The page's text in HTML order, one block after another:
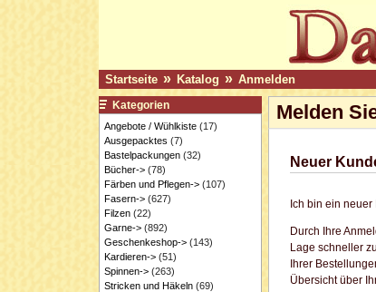
Startseite » Katalog » Anmelden
Melden
Neuer
Ich bin ein neuer
Durch Ihre
Lage schneller
Ihrer
Übersicht über
Kategorien
Angebote / Wühlkiste(17)
Ausgepacktes (7)
Bastelpackungen(32)
Bücher->(78)
Färben und Pflegen->(107)
Fasern->(627)
Filzen(22)
Garne->(892)
Geschenkeshop->(143)
Kardieren->(51)
Spinnen->(263)
Stricken und Häkeln(69)